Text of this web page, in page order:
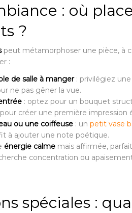
: où
?
peut métamorphoser une pièce, à
:
de salle à manger: privilégiez
ne pas gêner la vue.
: optez pour un bouquet
créer une première impression
ou une coiffeuse : un petit vase
à ajouter une note poétique.
énergie calme mais affirmée,
concentration ou
spéciales :